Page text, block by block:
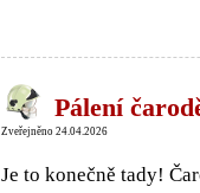
Pálení
Zveřejněno 24.04.2026
Je to konečně tady!